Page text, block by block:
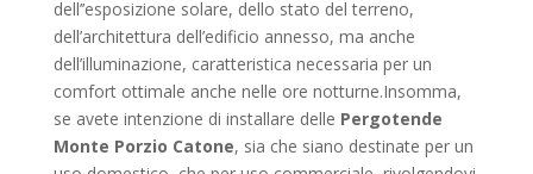
dell’’esposizione solare, dello stato del terreno,
dell’architettura dell’edificio annesso, ma anche
dell’illuminazione, caratteristica necessaria per un
comfort ottimale anche nelle ore notturne.Insomma,
se avete intenzione di installare delle Pergotende
Monte Porzio Catone, sia che siano destinate per un